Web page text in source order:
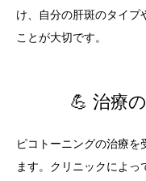
け、自分の肝斑のタイプ
ことが大切です。
💪 治療
ピコトーニングの治療を
ます。クリニックによ